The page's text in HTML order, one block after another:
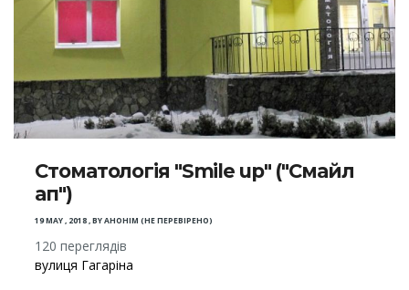
Стоматологія "Smile up" ("Смайл
ап")
19 MAY , 2018,BYАНОНІМ (НЕ ПЕРЕВІРЕНО)
120 переглядів
вулиця Гагаріна